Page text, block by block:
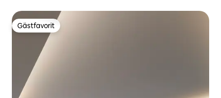
Gästfavorit
Gästfavorit